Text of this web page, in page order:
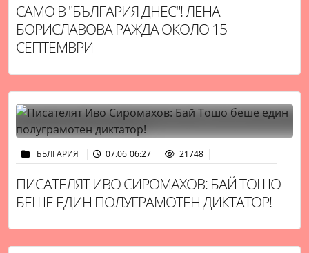
САМО В "БЪЛГАРИЯ ДНЕС"! ЛЕНА
БОРИСЛАВОВА РАЖДА ОКОЛО 15
СЕПТЕМВРИ
БЪЛГАРИЯ 07.06 06:27 21748
ПИСАТЕЛЯТ ИВО СИРОМАХОВ: БАЙ ТОШО
БЕШЕ ЕДИН ПОЛУГРАМОТЕН ДИКТАТОР!